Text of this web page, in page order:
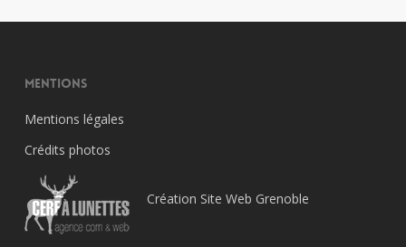
Mentions
Mentions légales
Crédits photos
Création Site Web Grenoble